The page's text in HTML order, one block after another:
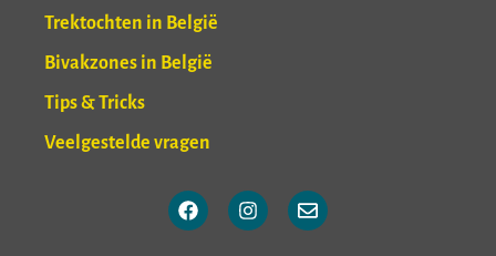
Trektochten in België
Bivakzones in België
Tips & Tricks
Veelgestelde vragen